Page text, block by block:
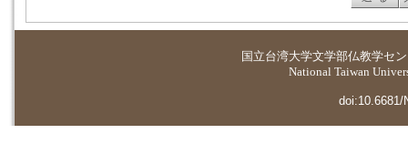
国立台湾大学文学部仏教学セ
National Taiwan
doi:10.6681/